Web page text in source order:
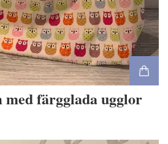
med färgglada ugglor